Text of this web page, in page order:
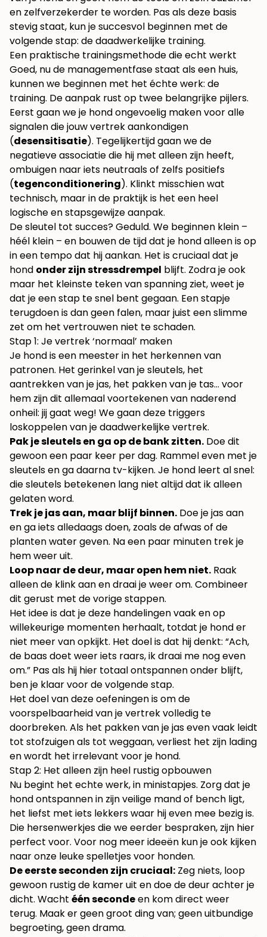
en zelfverzekerder te worden. Pas als deze basis
stevig staat, kun je succesvol beginnen met de
volgende stap: de daadwerkelijke training.
Een praktische trainingsmethode die echt werkt
Goed, nu de managementfase staat als een huis,
kunnen we beginnen met het échte werk: de
training. De aanpak rust op twee belangrijke pijlers.
Eerst gaan we je hond ongevoelig maken voor alle
signalen die jouw vertrek aankondigen
(desensitisatie). Tegelijkertijd gaan we de
negatieve associatie die hij met alleen zijn heeft,
ombuigen naar iets neutraals of zelfs positiefs
(tegenconditionering). Klinkt misschien wat
technisch, maar in de praktijk is het een heel
logische en stapsgewijze aanpak.
De sleutel tot succes? Geduld. We beginnen klein –
héél klein – en bouwen de tijd dat je hond alleen is op
in een tempo dat hij aankan. Het is cruciaal dat je
hond onder zijn stressdrempel blijft. Zodra je ook
maar het kleinste teken van spanning ziet, weet je
dat je een stap te snel bent gegaan. Een stapje
terugdoen is dan geen falen, maar juist een slimme
zet om het vertrouwen niet te schaden.
Stap 1: Je vertrek ‘normaal’ maken
Je hond is een meester in het herkennen van
patronen. Het gerinkel van je sleutels, het
aantrekken van je jas, het pakken van je tas… voor
hem zijn dit allemaal voortekenen van naderend
onheil: jij gaat weg! We gaan deze triggers
loskoppelen van je daadwerkelijke vertrek.
Pak je sleutels en ga op de bank zitten. Doe dit
gewoon een paar keer per dag. Rammel even met je
sleutels en ga daarna tv-kijken. Je hond leert al snel:
die sleutels betekenen lang niet altijd dat ik alleen
gelaten word.
Trek je jas aan, maar blijf binnen. Doe je jas aan
en ga iets alledaags doen, zoals de afwas of de
planten water geven. Na een paar minuten trek je
hem weer uit.
Loop naar de deur, maar open hem niet. Raak
alleen de klink aan en draai je weer om. Combineer
dit gerust met de vorige stappen.
Het idee is dat je deze handelingen vaak en op
willekeurige momenten herhaalt, totdat je hond er
niet meer van opkijkt. Het doel is dat hij denkt: “Ach,
de baas doet weer iets raars, ik draai me nog even
om.” Pas als hij hier totaal ontspannen onder blijft,
ben je klaar voor de volgende stap.
Het doel van deze oefeningen is om de
voorspelbaarheid van je vertrek volledig te
doorbreken. Als het pakken van je jas even vaak leidt
tot stofzuigen als tot weggaan, verliest het zijn lading
en wordt het irrelevant voor je hond.
Stap 2: Het alleen zijn heel rustig opbouwen
Nu begint het echte werk, in ministapjes. Zorg dat je
hond ontspannen in zijn veilige mand of bench ligt,
het liefst met iets lekkers waar hij even mee bezig is.
Die hersenwerkjes die we eerder bespraken, zijn hier
perfect voor. Voor nog meer ideeën kun je ook kijken
naar onze leuke spelletjes voor honden.
De eerste seconden zijn cruciaal: Zeg niets, loop
gewoon rustig de kamer uit en doe de deur achter je
dicht. Wacht één secondeen kom direct weer
terug. Maak er geen groot ding van; geen uitbundige
begroeting, geen drama.